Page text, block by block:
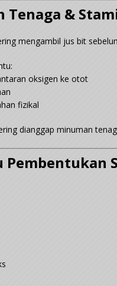
Tenaga &
mengambil jus bit
oksigen ke otot
fizikal
dianggap minuman
Pembentukan